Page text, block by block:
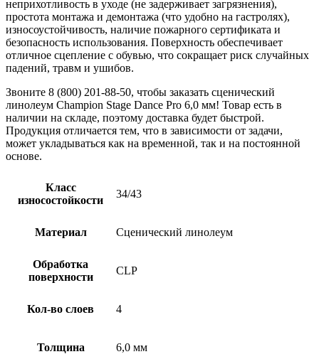
неприхотливость в уходе (не задерживает загрязнения),
простота монтажа и демонтажа (что удобно на гастролях),
износоустойчивость, наличие пожарного сертификата и
безопасность использования. Поверхность обеспечивает
отличное сцепление с обувью, что сокращает риск случайных
падений, травм и ушибов.
Звоните 8 (800) 201-88-50, чтобы заказать сценический
линолеум Champion Stage Dance Pro 6,0 мм! Товар есть в
наличии на складе, поэтому доставка будет быстрой.
Продукция отличается тем, что в зависимости от задачи,
может укладываться как на временной, так и на постоянной
основе.
Класс
износостойкости
34/43
Материал Сценический линолеум
Обработка
поверхности
CLP
Кол-во слоев 4
Толщина 6,0 мм